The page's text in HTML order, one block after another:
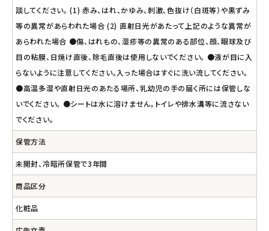
談してください。 (1) 赤み、はれ、かゆみ、刺激、色抜け（白斑等）や黒ずみ
等の異常があらわれた場合 (2) 直射日光があたって上記のような異常が
あらわれた場合 ●傷、はれもの、湿疹等の異常のある部位、顔、眼球及び
目の粘膜、日焼け直後、除毛直後は使用しないでください。 ●液が目に入
らないように注意してください。入った場合はすぐに洗い流してください。
●高温多湿や直射日光のあたる場所、乳幼児の手の届く所には保管しな
いでください。 ●シートは水に溶けません。トイレや排水溝等に流さない
でください。
保管方法
未開封、冷暗所保管で3年間
商品区分
化粧品